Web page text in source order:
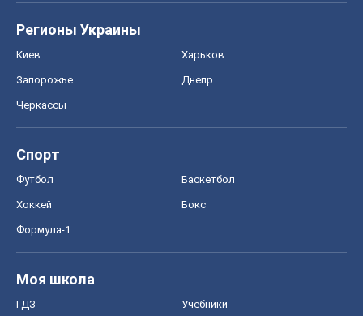
Регионы Украины
Киев Харьков
Запорожье Днепр
Черкассы
Спорт
Футбол Баскетбол
Хоккей Бокс
Формула-1
Моя школа
ГДЗ Учебники